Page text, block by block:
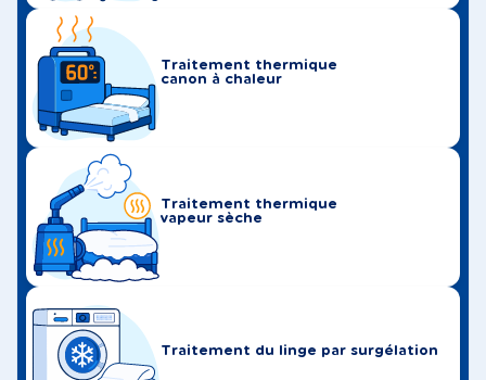
Traitement thermique
canon à chaleur
Traitement thermique
vapeur sèche
Traitement du linge par surgélation